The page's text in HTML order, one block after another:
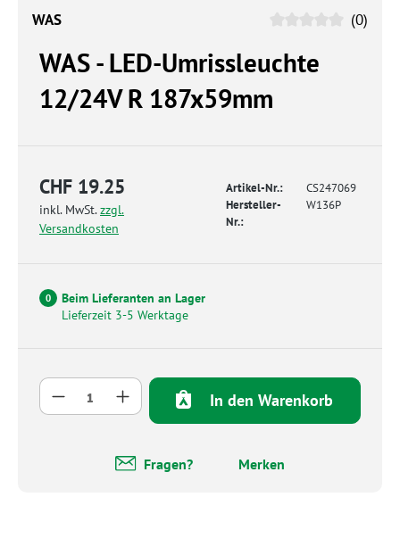
WAS (0)
WAS - LED-Umrissleuchte
12/24V R 187x59mm
CHF 19.25
inkl. MwSt.zzgl.
Versandkosten
Artikel-Nr.:
CS247069
Hersteller-
Nr.:
W136P
0
Beim Lieferanten an Lager
Lieferzeit 3-5 Werktage
Produkt Anzahl: Gib den gewünschten
In den Warenkorb
Fragen? Merken